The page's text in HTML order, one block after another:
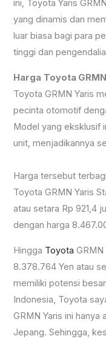
ini, Toyota Yaris
yang dinamis dan
luar biasa bagi para
tinggi dan
Harga Toyota
Toyota GRMN Yaris
pecinta otomotif
Model yang eksklusif
unit, menjadikannya
Harga tersebut
Toyota GRMN Yaris
atau setara Rp 921,4
dengan harga
Hingga Toyota
8.378.764 Yen atau
memiliki potensi
Indonesia, Toyota
GRMN Yaris ini
Jepang. Sehingga,